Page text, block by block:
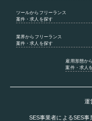
ツールからフリーランス
案件・求人を探す
業界からフリーランス
案件・求人を探す
雇用形態か
案件・求人
運
SES事業者によるSES事